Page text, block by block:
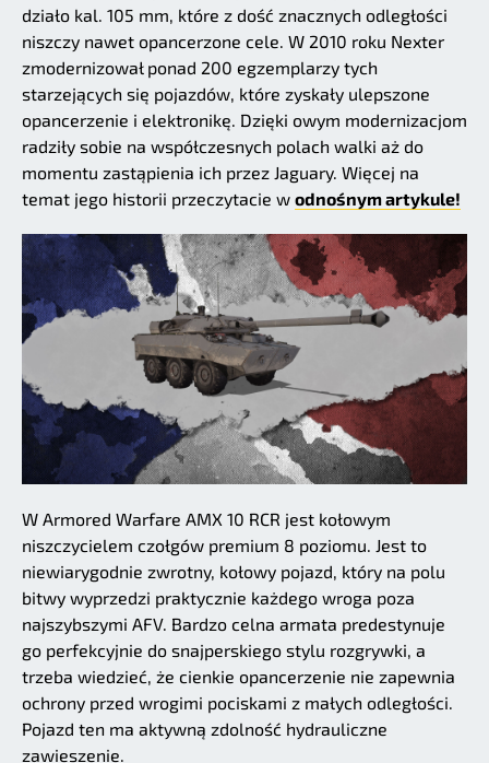
działo kal. 105 mm, które z dość znacznych odległości
niszczy nawet opancerzone cele. W 2010 roku Nexter
zmodernizował ponad 200 egzemplarzy tych
starzejących się pojazdów, które zyskały ulepszone
opancerzenie i elektronikę. Dzięki owym modernizacjom
radziły sobie na współczesnych polach walki aż do
momentu zastąpienia ich przez Jaguary. Więcej na
temat jego historii przeczytacie w odnośnym artykule!
W Armored Warfare AMX 10 RCR jest kołowym
niszczycielem czołgów premium 8 poziomu. Jest to
niewiarygodnie zwrotny, kołowy pojazd, który na polu
bitwy wyprzedzi praktycznie każdego wroga poza
najszybszymi AFV. Bardzo celna armata predestynuje
go perfekcyjnie do snajperskiego stylu rozgrywki, a
trzeba wiedzieć, że cienkie opancerzenie nie zapewnia
ochrony przed wrogimi pociskami z małych odległości.
Pojazd ten ma aktywną zdolność hydrauliczne
zawieszenie.